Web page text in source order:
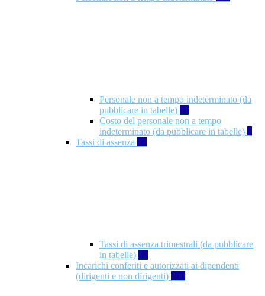
Personale non a tempo indeterminato (da
pubblicare in tabelle) 11
Costo del personale non a tempo
indeterminato (da pubblicare in tabelle) 8
Tassi di assenza 12
Tassi di assenza trimestrali (da pubblicare
in tabelle) 12
Incarichi conferiti e autorizzati ai dipendenti
(dirigenti e non dirigenti) 490